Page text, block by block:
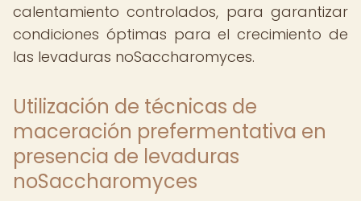
calentamiento controlados, para garantizar
condiciones óptimas para el crecimiento de
las levaduras noSaccharomyces.
Utilización de técnicas de
maceración prefermentativa en
presencia de levaduras
noSaccharomyces